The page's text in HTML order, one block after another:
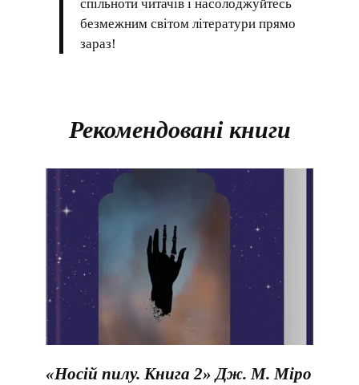
спільноти читачів і насолоджуйтесь
безмежним світом літератури прямо
зараз!
Рекомендовані книги
«Носій пилу. Книга 2» Дж. М. Міро